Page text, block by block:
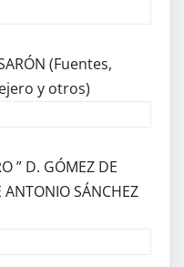
(Fuentes,
y otros)
” D. GÓMEZ DE
ANTONIO SÁNCHEZ